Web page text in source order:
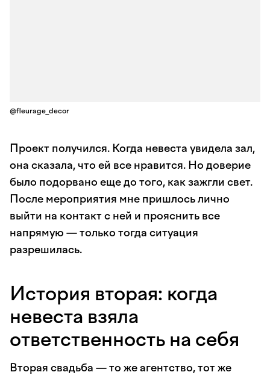
@fleurage_decor
Проект получился. Когда невеста увидела зал,
она сказала, что ей все нравится. Но доверие
было подорвано еще до того, как зажгли свет.
После мероприятия мне пришлось лично
выйти на контакт с ней и прояснить все
напрямую — только тогда ситуация
разрешилась.
История вторая: когда
невеста взяла
ответственность на себя
Вторая свадьба — то же агентство, тот же